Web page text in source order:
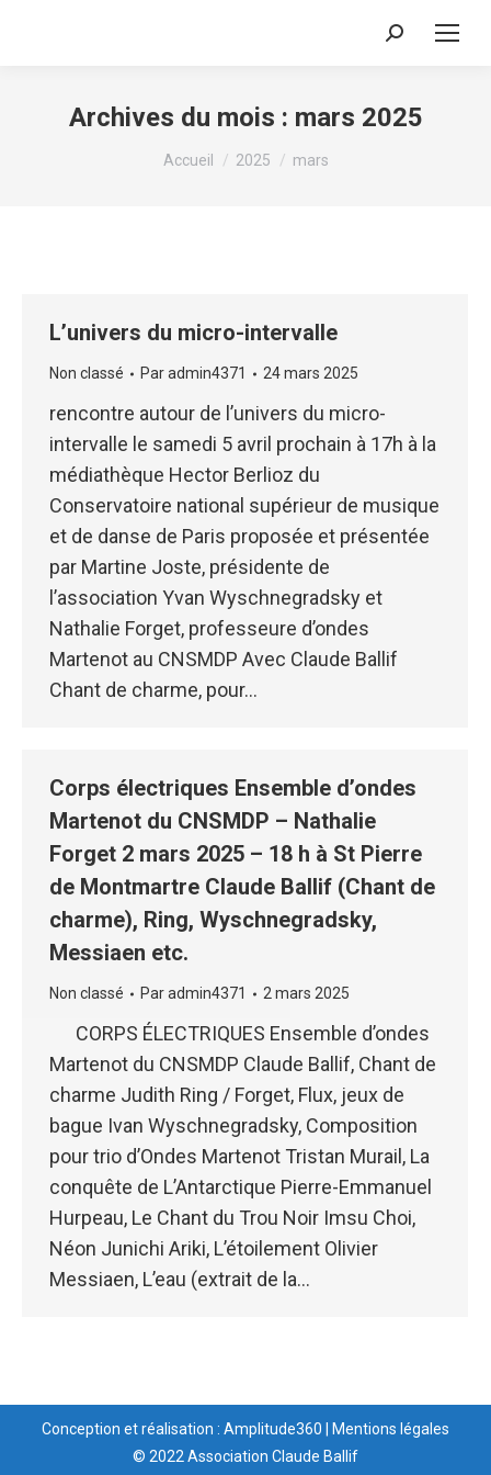
Recherche
Archives du mois : mars 2025
Vous êtes ici :
Accueil 2025 mars
L’univers du micro-intervalle
Non classé Paradmin4371 24 mars 2025
rencontre autour de l’univers du micro-
intervalle le samedi 5 avril prochain à 17h à la
médiathèque Hector Berlioz du
Conservatoire national supérieur de musique
et de danse de Paris proposée et présentée
par Martine Joste, présidente de
l’association Yvan Wyschnegradsky et
Nathalie Forget, professeure d’ondes
Martenot au CNSMDP Avec Claude Ballif
Chant de charme, pour…
Corps électriques Ensemble d’ondes
Martenot du CNSMDP – Nathalie
Forget 2 mars 2025 – 18 h à St Pierre
de Montmartre Claude Ballif (Chant de
charme), Ring, Wyschnegradsky,
Messiaen etc.
Non classé Paradmin4371 2 mars 2025
CORPS ÉLECTRIQUES Ensemble d’ondes
Martenot du CNSMDP Claude Ballif, Chant de
charme Judith Ring / Forget, Flux, jeux de
bague Ivan Wyschnegradsky, Composition
pour trio d’Ondes Martenot Tristan Murail, La
conquête de L’Antarctique Pierre-Emmanuel
Hurpeau, Le Chant du Trou Noir Imsu Choi,
Néon Junichi Ariki, L’étoilement Olivier
Messiaen, L’eau (extrait de la…
Conception et réalisation : Amplitude360
Mentions légales
© 2022 Association Claude Ballif